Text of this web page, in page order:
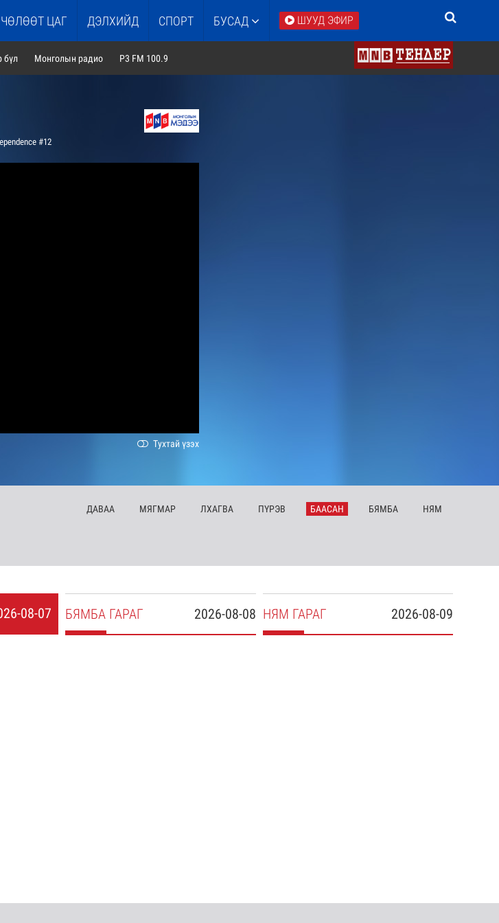
ЧӨЛӨӨТ ЦАГ ДЭЛХИЙД СПОРТ БУСАД ШУУД ЭФИР
бүл Монголын радио P3 FM 100.9
#12
Тухтай үзэх
ДАВАА МЯГМАР ЛХАГВА ПҮРЭВ БААСАН БЯМБА НЯМ
08-07 2026-08-08
БЯМБА ГАРАГ 2026-08-09
НЯМ ГАРАГ